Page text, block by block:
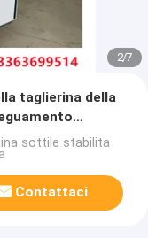
2/7
taglierina della
sottile stabilita
Contattaci